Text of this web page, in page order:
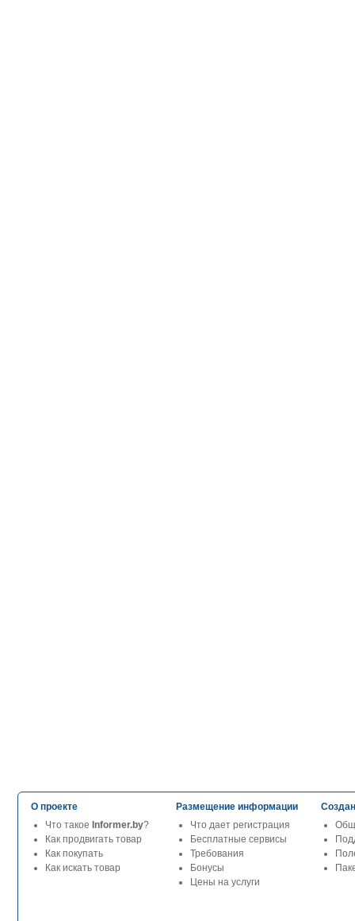
О проекте
Что такое Informer.by?
Как продвигать товар
Как покупать
Как искать товар
Размещение информации
Что дает регистрация
Бесплатные сервисы
Требования
Бонусы
Цены на услуги